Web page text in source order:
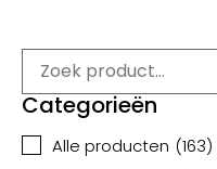
Categorieën
Alle producten (163)